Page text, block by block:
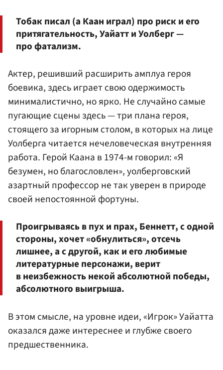
Тобак писал (а Каан играл) про риск и его
притягательность, Уайатт и Уолберг —
про фатализм.
Актер, решивший расширить амплуа героя
боевика, здесь играет свою одержимость
минималистично, но ярко. Не случайно самые
пугающие сцены здесь — три плана героя,
стоящего за игорным столом, в которых на лице
Уолберга читается нечеловеческая внутренняя
работа. Герой Каана в 1974-м говорил: «Я
безумен, но благословлен», уолберговский
азартный профессор не так уверен в природе
своей непостоянной фортуны.
Проигрываясь в пух и прах, Беннетт, с одной
стороны, хочет «обнулиться», отсечь
лишнее, а с другой, как и его любимые
литературные персонажи, верит
в неизбежность некой абсолютной победы,
абсолютного выигрыша.
В этом смысле, на уровне идеи, «Игрок» Уайатта
оказался даже интереснее и глубже своего
предшественника.